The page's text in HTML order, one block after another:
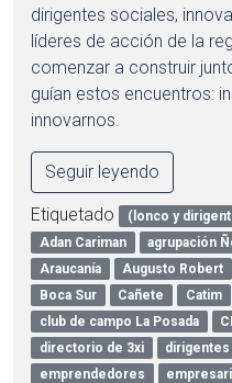
dirigentes sociales,
líderes de acción de la
comenzar a construir
guían estos encuentros:
innovarnos.
Seguir leyendo
Etiquetado (lonco y
Adan Cariman
agrupación
Araucanía
Augusto Robert
Boca Sur
Cañete Catim
club de campo La Posada
directorio de 3xi
emprendedores